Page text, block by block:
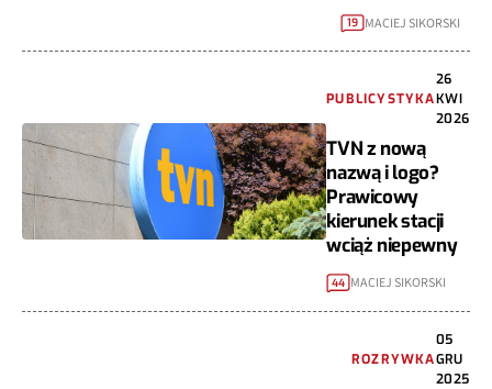
19 MACIEJ SIKORSKI
PUBLICYSTYKA
26
KWI
2026
TVN z nową
nazwą i logo?
Prawicowy
kierunek stacji
wciąż niepewny
44 MACIEJ SIKORSKI
ROZRYWKA
05
GRU
2025